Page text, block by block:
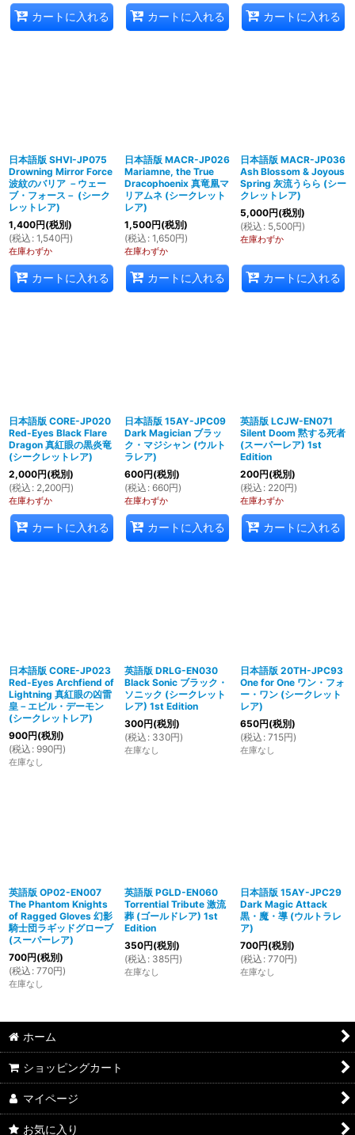
カートに入れる カートに入れる カートに入れる
日本語版 SHVI-JP075
Drowning Mirror Force
波紋のバリア －ウェー
ブ・フォース－ (シーク
レットレア)
1,400円(税別)
(税込 : 1,540円)
在庫わずか
カートに入れる
日本語版 MACR-JP026
Mariamne, the True
Dracophoenix 真竜凰マ
リアムネ (シークレット
レア)
1,500円(税別)
(税込 : 1,650円)
在庫わずか
カートに入れる
日本語版 MACR-JP036
Ash Blossom & Joyous
Spring 灰流うらら (シー
クレットレア)
5,000円(税別)
(税込 : 5,500円)
在庫わずか
カートに入れる
日本語版 CORE-JP020
Red-Eyes Black Flare
Dragon 真紅眼の黒炎竜
(シークレットレア)
2,000円(税別)
(税込 : 2,200円)
在庫わずか
カートに入れる
日本語版 15AY-JPC09
Dark Magician ブラッ
ク・マジシャン (ウルト
ラレア)
600円(税別)
(税込 : 660円)
在庫わずか
カートに入れる
英語版 LCJW-EN071
Silent Doom 黙する死者
(スーパーレア) 1st
Edition
200円(税別)
(税込 : 220円)
在庫わずか
カートに入れる
日本語版 CORE-JP023
Red-Eyes Archfiend of
Lightning 真紅眼の凶雷
皇－エビル・デーモン
(シークレットレア)
900円(税別)
(税込 : 990円)
在庫なし
英語版 DRLG-EN030
Black Sonic ブラック・
ソニック (シークレット
レア) 1st Edition
300円(税別)
(税込 : 330円)
在庫なし
日本語版 20TH-JPC93
One for One ワン・フォ
ー・ワン (シークレット
レア)
650円(税別)
(税込 : 715円)
在庫なし
英語版 OP02-EN007
The Phantom Knights
of Ragged Gloves 幻影
騎士団ラギッドグローブ
(スーパーレア)
700円(税別)
(税込 : 770円)
在庫なし
英語版 PGLD-EN060
Torrential Tribute 激流
葬 (ゴールドレア) 1st
Edition
350円(税別)
(税込 : 385円)
在庫なし
日本語版 15AY-JPC29
Dark Magic Attack
黒・魔・導 (ウルトラレ
ア)
700円(税別)
(税込 : 770円)
在庫なし
ホーム
ショッピングカート
マイページ
お気に入り